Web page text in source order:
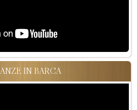
IN BARCA